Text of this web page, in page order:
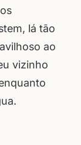
lá tão
ao
vizinho